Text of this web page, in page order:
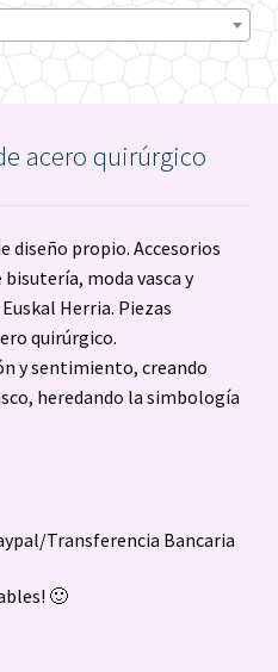
acero quirúrgico
diseño propio. Accesorios
bisutería, moda vasca y
Herria. Piezas
quirúrgico.
y sentimiento, creando
heredando la simbología
Transferencia Bancaria
🙂